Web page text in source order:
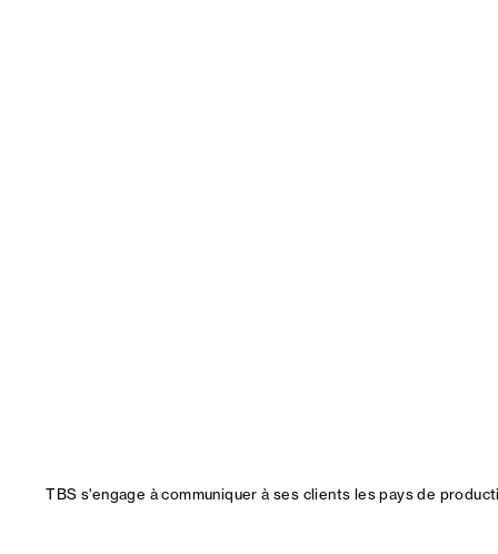
TBS s'engage à communiquer à ses clients les pays de